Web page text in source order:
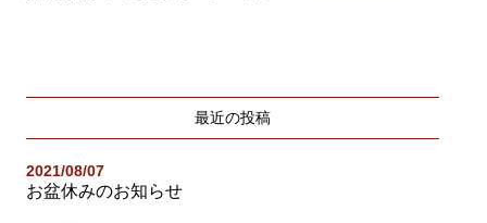
最近の投稿
2021/08/07
お盆休みのお知らせ